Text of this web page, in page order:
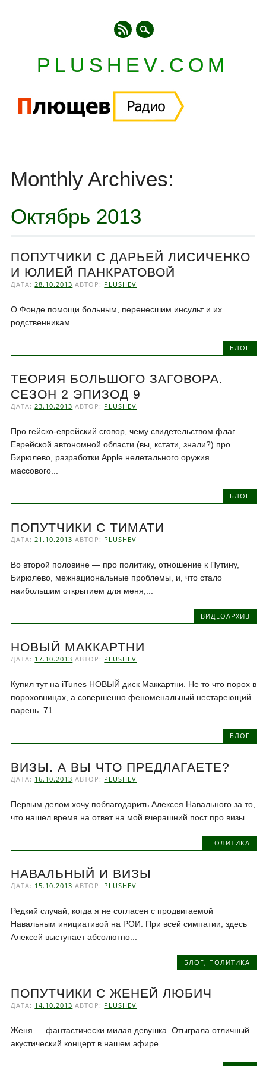
PLUSHEV.COM
content
Monthly Archives:
Октябрь 2013
ПОПУТЧИКИ С ДАРЬЕЙ ЛИСИЧЕНКО
И ЮЛИЕЙ ПАНКРАТОВОЙ
ДАТА:28.10.2013 АВТОР: PLUSHEV
О Фонде помощи больным, перенесшим инсульт и их
родственникам
БЛОГ
ТЕОРИЯ БОЛЬШОГО ЗАГОВОРА.
СЕЗОН 2 ЭПИЗОД 9
ДАТА:23.10.2013 АВТОР: PLUSHEV
Про гейско-еврейский сговор, чему свидетельством флаг
Еврейской автономной области (вы, кстати, знали?) про
Бирюлево, разработки Apple нелетального оружия
массового...
БЛОГ
ПОПУТЧИКИ С ТИМАТИ
ДАТА: 21.10.2013 АВТОР: PLUSHEV
Во второй половине — про политику, отношение к Путину,
Бирюлево, межнациональные проблемы, и, что стало
наибольшим открытием для меня,...
ВИДЕОАРХИВ
НОВЫЙ МАККАРТНИ
ДАТА: 17.10.2013 АВТОР: PLUSHEV
Купил тут на iTunes НОВЫЙ диск Маккартни. Не то что порох в
пороховницах, а совершенно феноменальный нестареющий
парень. 71...
БЛОГ
ВИЗЫ. А ВЫ ЧТО ПРЕДЛАГАЕТЕ?
ДАТА: 16.10.2013 АВТОР: PLUSHEV
Первым делом хочу поблагодарить Алексея Навального за то,
что нашел время на ответ на мой вчерашний пост про визы....
ПОЛИТИКА
НАВАЛЬНЫЙ И ВИЗЫ
ДАТА: 15.10.2013 АВТОР: PLUSHEV
Редкий случай, когда я не согласен с продвигаемой
Навальным инициативой на РОИ. При всей симпатии, здесь
Алексей выступает абсолютно...
БЛОГ, ПОЛИТИКА
ПОПУТЧИКИ С ЖЕНЕЙ ЛЮБИЧ
ДАТА: 14.10.2013 АВТОР: PLUSHEV
Женя — фантастически милая девушка. Отыграла отличный
акустический концерт в нашем эфире